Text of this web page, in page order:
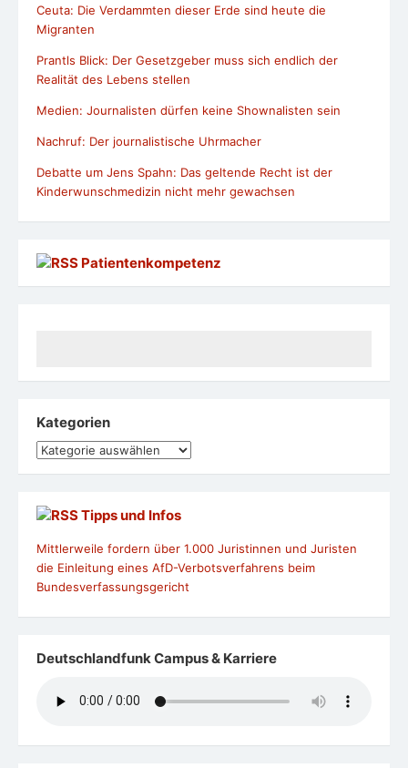
Ceuta: Die Verdammten dieser Erde sind heute die
Migranten
Prantls Blick: Der Gesetzgeber muss sich endlich der
Realität des Lebens stellen
Medien: Journalisten dürfen keine Shownalisten sein
Nachruf: Der journalistische Uhrmacher
Debatte um Jens Spahn: Das geltende Recht ist der
Kinderwunschmedizin nicht mehr gewachsen
Patientenkompetenz
Kategorien
Kategorien
Tipps und Infos
Mittlerweile fordern über 1.000 Juristinnen und Juristen
die Einleitung eines AfD-Verbotsverfahrens beim
Bundesverfassungsgericht
Deutschlandfunk Campus & Karriere